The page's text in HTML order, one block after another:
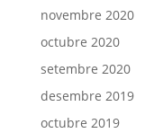
novembre 2020
octubre 2020
setembre 2020
desembre 2019
octubre 2019